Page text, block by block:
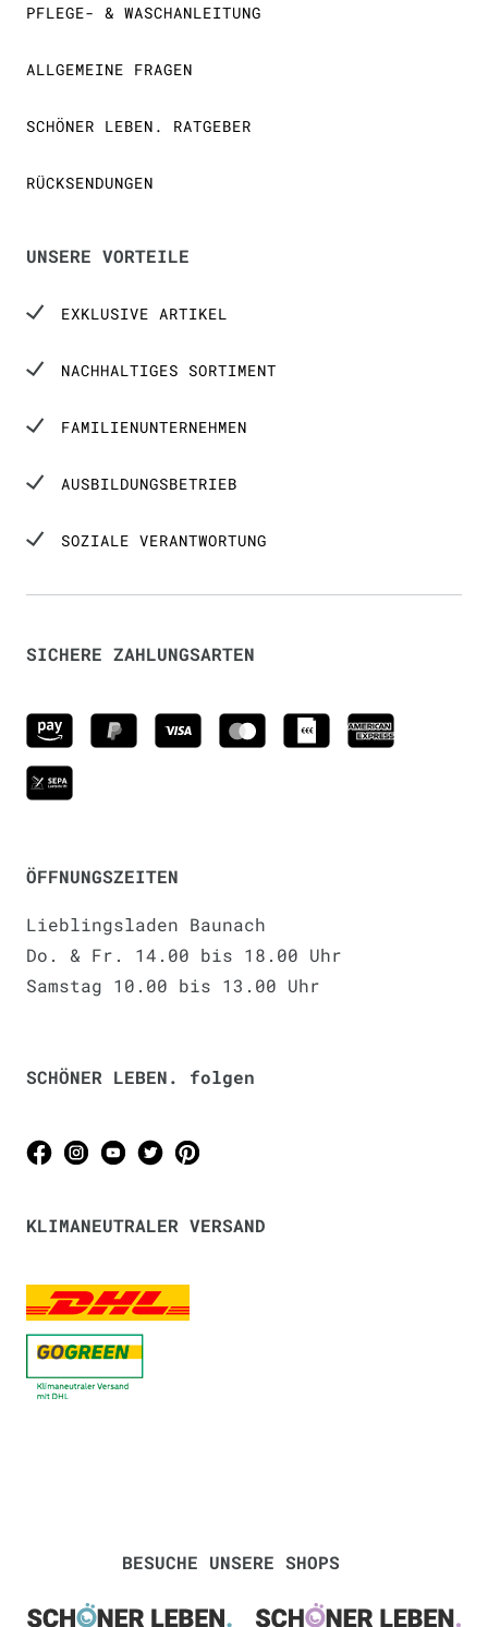
PFLEGE- & WASCHANLEITUNG
ALLGEMEINE FRAGEN
SCHÖNER LEBEN. RATGEBER
RÜCKSENDUNGEN
UNSERE VORTEILE
EXKLUSIVE ARTIKEL
NACHHALTIGES SORTIMENT
FAMILIENUNTERNEHMEN
AUSBILDUNGSBETRIEB
SOZIALE VERANTWORTUNG
SICHERE ZAHLUNGSARTEN
ÖFFNUNGSZEITEN
Lieblingsladen Baunach
Do. & Fr. 14.00 bis 18.00 Uhr
Samstag 10.00 bis 13.00 Uhr
SCHÖNER LEBEN. folgen
KLIMANEUTRALER VERSAND
BESUCHE UNSERE SHOPS